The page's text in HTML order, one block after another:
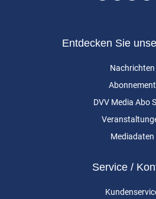
Entdecken Sie
Nachrichten
Abonnement
DVV Media Abo
Mediadaten
Service /